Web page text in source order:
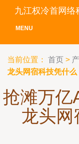
九江权冷首网络
MENU
当前位置： 首页 >
龙头网宿科技凭什么
抢滩万亿
龙头网